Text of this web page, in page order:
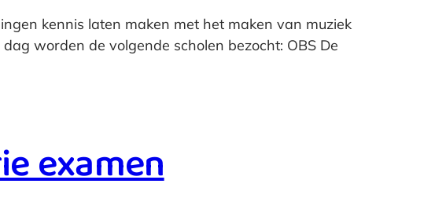
kennis laten maken met het maken van muziek
worden de volgende scholen bezocht: OBS De
examen